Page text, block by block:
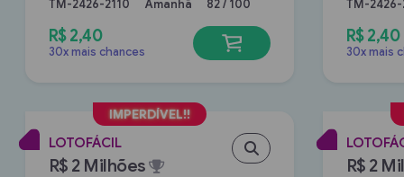
TM-2426-2110
Amanhã
82 / 100
R$ 2,40
30x mais chances
TM-2426-
R$ 2,40
30x mais
LOTOFÁCIL
R$ 2 Milhões R$ 2